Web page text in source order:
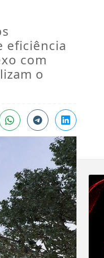
eficiência
com
o